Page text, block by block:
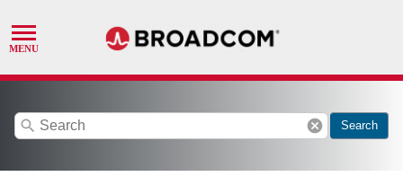
search cancel Search